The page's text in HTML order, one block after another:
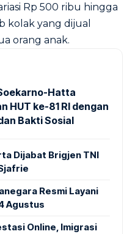
Rp 500 ribu hingga
kolak yang dijual
orang anak.
Hatta
HUT ke-81 RI dengan
Bakti Sosial
Dijabat Brigjen TNI
Resmi Layani
Agustus
Online, Imigrasi